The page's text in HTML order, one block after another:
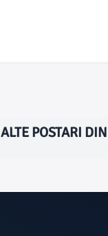
ALTE POSTARI